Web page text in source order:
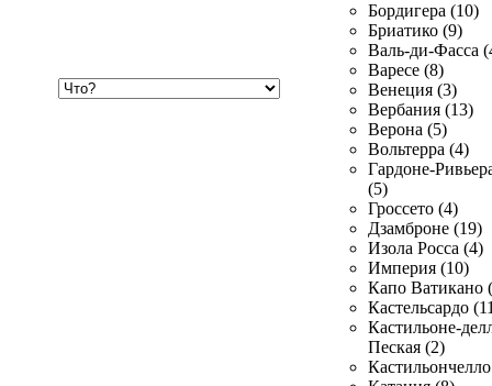
Бордигера (10)
Бриатико (9)
Валь-ди-Фасса
Варесе (8)
Венеция (3)
Вербания (13)
Верона (5)
Вольтерра (4)
Гардоне-
(5)
Гроссето (4)
Дзамброне (19)
Изола Росса (4)
Империя (10)
Капо Ватикано
Кастельсардо
Кастильоне-
Пеская (2)